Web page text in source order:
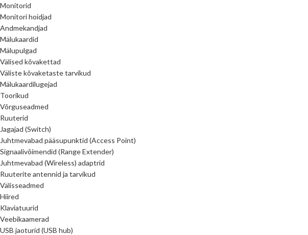
Monitorid
Monitori hoidjad
Andmekandjad
Mälukaardid
Mälupulgad
Välised kõvakettad
Väliste kõvaketaste tarvikud
Mälukaardilugejad
Toorikud
Võrguseadmed
Ruuterid
Jagajad (Switch)
Juhtmevabad pääsupunktid (Access Point)
Signaalivõimendid (Range Extender)
Juhtmevabad (Wireless) adaptrid
Ruuterite antennid ja tarvikud
Välisseadmed
Hiired
Klaviatuurid
Veebikaamerad
USB jaoturid (USB hub)